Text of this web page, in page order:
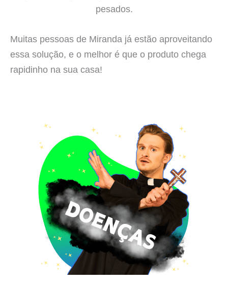
pesados.
Muitas pessoas de Miranda já estão aproveitando
essa solução, e o melhor é que o produto chega
rapidinho na sua casa!